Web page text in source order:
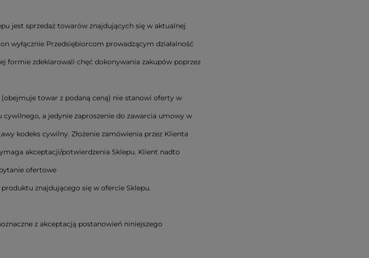
jest sprzedaż towarów znajdujących się w aktualnej
wyłącznie Przedsiębiorcom prowadzącym działalność
formie zdeklarowali chęć dokonywania zakupów poprzez
towar z podaną ceną) nie stanowi oferty w
a jedynie zaproszenie do zawarcia umowy w
kodeks cywilny. Złożenie zamówienia przez Klienta
akceptacji/potwierdzenia Sklepu. Klient nadto
ofertowe
znajdującego się w ofercie Sklepu.
z akceptacją postanowień niniejszego